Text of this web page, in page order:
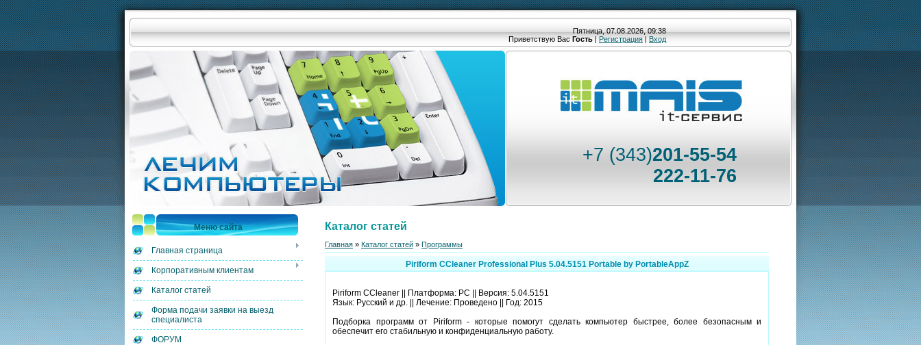
Пятница, 07.08.2026, 09:38
Приветствую Вас Гость | Регистрация | Вход
+7 (343)201-55-54
222-11-76
Меню сайта
Главная страница
Корпоративным клиентам
Каталог статей
Форма подачи заявки на выезд
специалиста
ФОРУМ
Каталог статей
Главная » Каталог статей » Программы
Piriform CCleaner Professional Plus 5.04.5151 Portable by PortableAppZ
Piriform CCleaner || Платформа: PC || Версия: 5.04.5151
Язык: Русский и др. || Лечение: Проведено || Год: 2015
Подборка программ от Piriform - которые помогут сделать компьютер быстрее, более безопасным и
обеспечит его стабильную и конфиденциальную работу.